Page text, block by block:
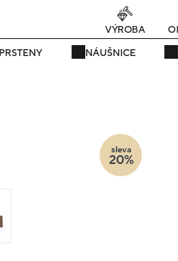
Právě teď! - 20 % na vše! Kód:
PRSTENY NÁUŠNICE
VÝROBA
sleva
20%